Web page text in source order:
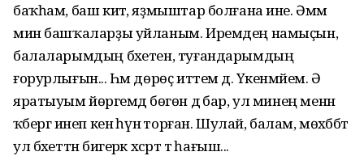
баҡһам, баш китә, яҙмыштар болғана ине. Әммә
мин башҡаларҙы уйланым. Иремдең намыҫын,
балаларымдың бәхетен, туғандарымдың
ғорурлығын... Һәм дөрөҫ иттем дә. Үкенмәйем. Ә
яратыуым йөрәгемдә бөгөн дә бар, ул минең менән
ҡәбергә инеп кенә һүнә торған. Шулай, балам, мөхәббәт
ул бәхеттән бигерәк хәсрәт тә һағыш...